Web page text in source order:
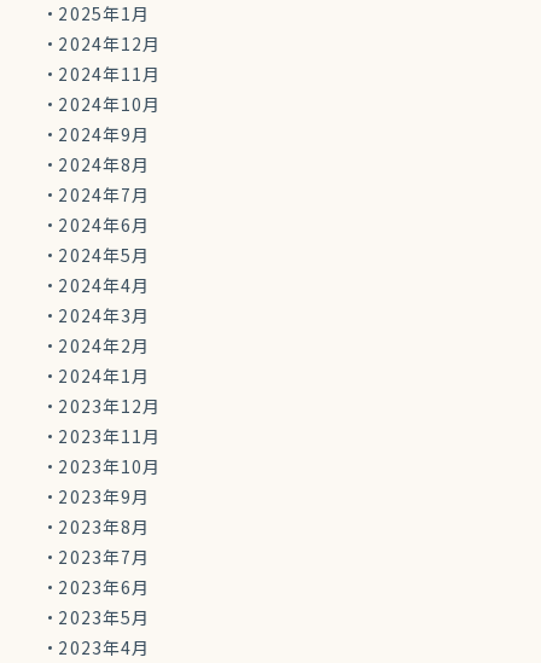
2025年1月
2024年12月
2024年11月
2024年10月
2024年9月
2024年8月
2024年7月
2024年6月
2024年5月
2024年4月
2024年3月
2024年2月
2024年1月
2023年12月
2023年11月
2023年10月
2023年9月
2023年8月
2023年7月
2023年6月
2023年5月
2023年4月